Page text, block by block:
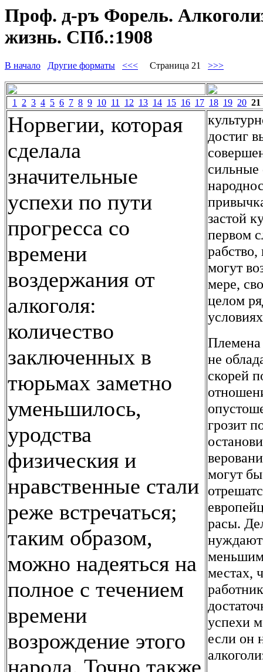
Проф. д-ръ Форель.
жизнь. СПб.:1908
В начало Другие форматы <<< Страница 21 >>>
1 2 3 4 5 6 7 8 9 10 11 12 13 14 15 16 17 18 19 20 21
Норвегии, которая
сделала
значительные
успехи по пути
прогресса со
времени
воздержания от
алкоголя:
количество
заключенных в
тюрьмах заметно
уменьшилось,
уродства
физическия и
нравственные стали
реже встречаться;
таким образом,
можно надеяться на
полное с течением
времени
возрождение этого
народа. Точно также
достиг
сильные
застой
первом
могут
мере,
целом
Племена
не
скорей
грозит
могут
расы.
местах,
успехи
если он